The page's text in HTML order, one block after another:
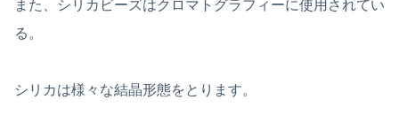
また、シリカビーズはクロマトグラフィーに使用されてい
る。
シリカは様々な結晶形態をとります。